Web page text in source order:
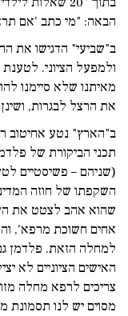
הבאה: "מי כתב 'אם
ב"שביעי" הדגישו את
ולמפעל הציוני.
מאיתנו שלא סיימנו
את הרצל לבגרות,
ב"הארץ" נטע אחיטוב
תכני הביקורת של
(שניהם – פשיסטיים
השקפתו של חוזה
שהוא אהב לצטט את
אחים חשוכת מרפא',
למחלה הזאת. פלדמן
האישים הציוניים לא
צריכים לרפא מחלה
מסוים יש לנו תסמונת